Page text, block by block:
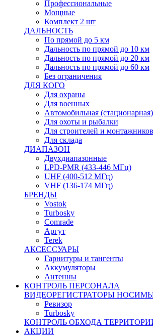
Профессиональные
Мощные
Комплект 2 шт
ДАЛЬНОСТЬ
По прямой до 5 км
Дальность по прямой до 10 км
Дальность по прямой до 20 км
Дальность по прямой до 60 км
Без ограничения
ДЛЯ КОГО
Для охраны
Для военных
Автомобильная (стационарная)
Для охоты и рыбалки
Для строителей и монтажников
Для склада
ДИАПАЗОН
Двухдиапазонные
LPD-PMR (433-446 МГц)
UHF (400-512 МГц)
VHF (136-174 МГц)
БРЕНДЫ
Vostok
Turbosky
Comrade
Аргут
Terek
АКСЕССУАРЫ
Гарнитуры и тангенты
Аккумуляторы
Антенны
КОНТРОЛЬ ПЕРСОНАЛА
ВИДЕОРЕГИСТРАТОРЫ
Ревизор
Turbosky
КОНТРОЛЬ ОБХОДА
АКЦИИ